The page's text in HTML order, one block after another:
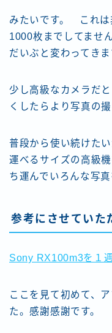
みたいです。 これ
1000枚までしてませ
だいぶと変わってきま
少し高級なカメラだ
くしたらより写真の
普段から使い続けた
運べるサイズの高級
ち運んでいろんな写
参考にさせていた
Sony RX100m3を１
ここを見て初めて、
た。感謝感謝です。